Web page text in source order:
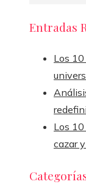
Entradas
Los
Los
cazar